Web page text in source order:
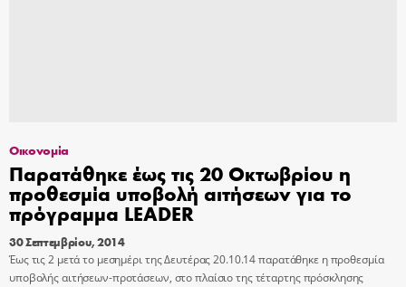
Οικονομία
Παρατάθηκε έως τις 20 Οκτωβρίου η
προθεσμία υποβολή αιτήσεων για το
πρόγραμμα LEADER
30 Σεπτεμβρίου, 2014
Έως τις 2 μετά το μεσημέρι της Δευτέρας 20.10.14 παρατάθηκε η προθεσμία
υποβολής αιτήσεων-προτάσεων, στο πλαίσιο της τέταρτης πρόσκλησης